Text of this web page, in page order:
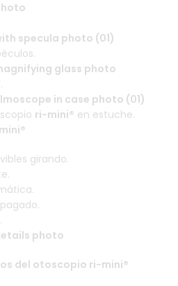
specula photo (01)
glass photo
.
in case photo (01)
ri-mini® en estuche.
girando.
photo
del otoscopio ri-mini®